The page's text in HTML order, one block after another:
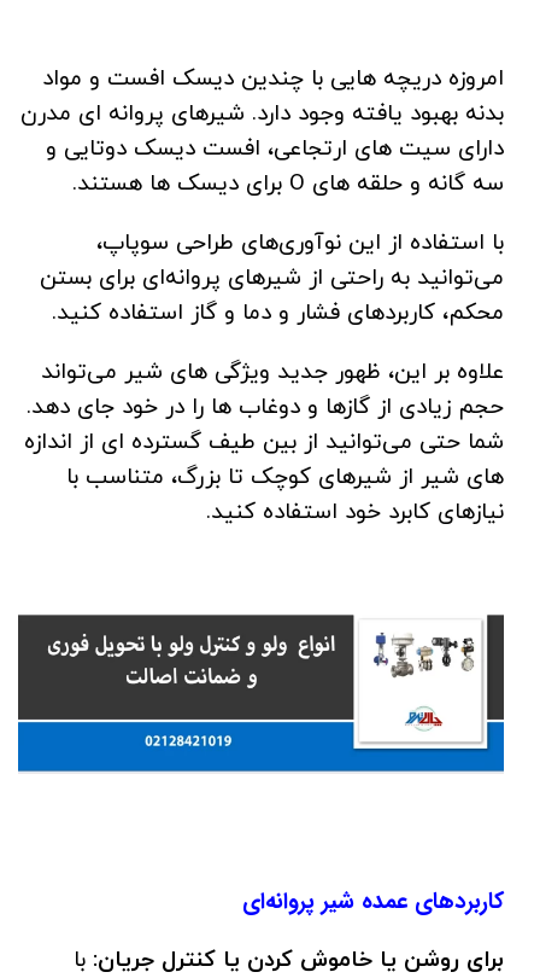
امروزه دریچه هایی با چندین دیسک افست و مواد
بدنه بهبود یافته وجود دارد. شیرهای پروانه ای مدرن
دارای سیت های ارتجاعی، افست دیسک دوتایی و
سه گانه و حلقه های O برای دیسک ها هستند.
با استفاده از این نوآوری‌های طراحی سوپاپ،
می‌توانید به راحتی از شیرهای پروانه‌ای برای بستن
محکم، کاربردهای فشار و دما و گاز استفاده کنید.
علاوه بر این، ظهور جدید ویژگی های شیر می‌تواند
حجم زیادی از گازها و دوغاب ها را در خود جای دهد.
شما حتی می‌توانید از بین طیف گسترده ای از اندازه
های شیر از شیرهای کوچک تا بزرگ، متناسب با
نیازهای کابرد خود استفاده کنید.
کاربردهای عمده شیر پروانه‌ای
برای روشن یا خاموش کردن یا کنترل جریان: با